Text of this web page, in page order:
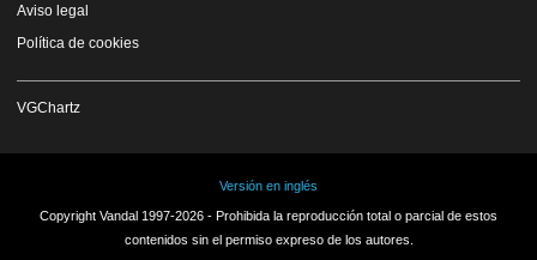
Aviso legal
Política de cookies
VGChartz
Versión en inglés
Copyright Vandal 1997-2026 - Prohibida la reproducción total o parcial de estos
contenidos sin el permiso expreso de los autores.